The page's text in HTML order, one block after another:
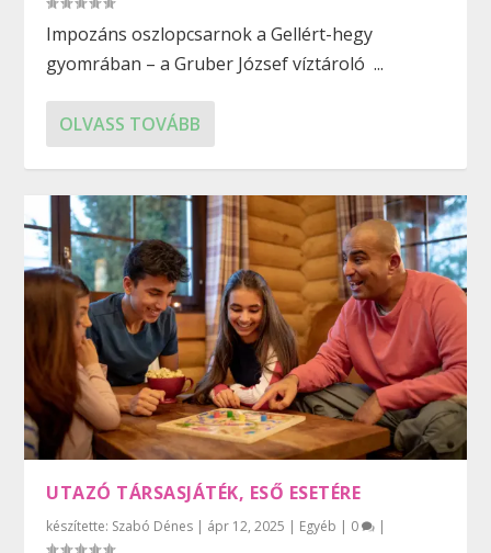
Impozáns oszlopcsarnok a Gellért-hegy
gyomrában – a Gruber József víztároló ...
OLVASS TOVÁBB
UTAZÓ TÁRSASJÁTÉK, ESŐ ESETÉRE
készítette: Szabó Dénes ápr 12, 2025 Egyéb 0